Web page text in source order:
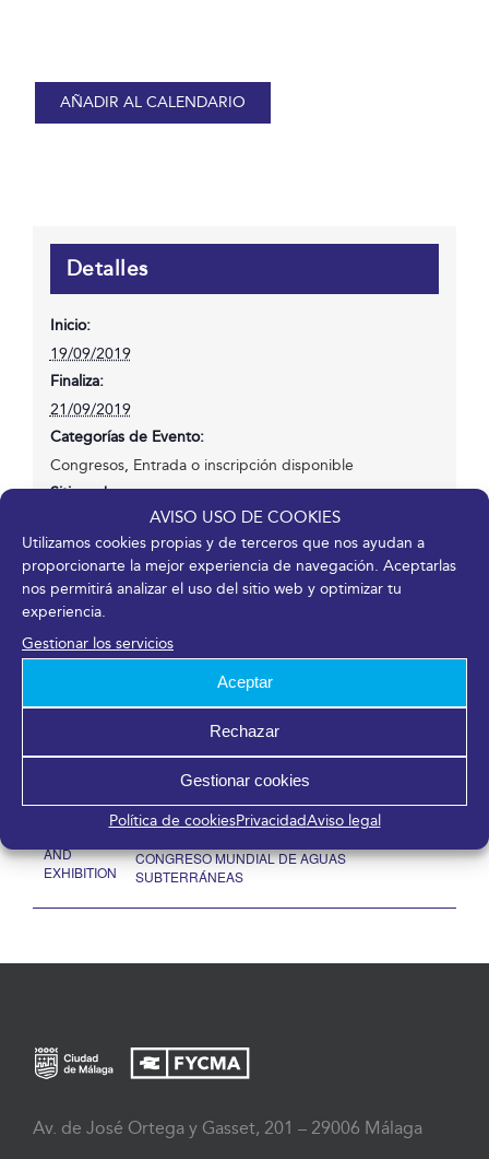
AVISO USO DE COOKIES
Utilizamos cookies propias y de terceros que nos ayudan a
proporcionarte la mejor experiencia de navegación. Aceptarlas
nos permitirá analizar el uso del sitio web y optimizar tu
experiencia.
Gestionar los servicios
Aceptar
Rechazar
Gestionar cookies
Política de cookiesPrivacidadAviso legal
AÑADIR AL CALENDARIO
Detalles
Inicio:
19/09/2019
Finaliza:
21/09/2019
Categorías de Evento:
Congresos, Entrada o inscripción disponible
Sitio web:
https://seda.es/congreso-seda-2019/
¡Comparte en tus redes sociales!
LinkedInWhatsApp
electrónico
AND
EXHIBITION
46th CONGRESS OF INTERNATIONAL
CONGRESO MUNDIAL DE AGUAS
SUBTERRÁNEAS
Av. de José Ortega y Gasset, 201 – 29006 Málaga